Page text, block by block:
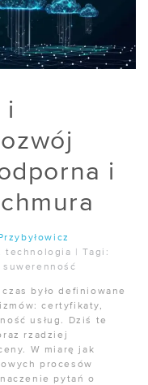
i
i
,technologia |Tagi:
suwerenność
było definiowane
certyfikaty,
usług. Dziś te
rzadziej
W miarę jak
procesów
pytań o